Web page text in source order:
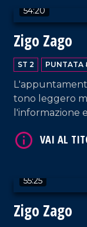
54:20
Zigo Zago
ST 2 PUNTATA
tono leggero
l'informazione
Terme.
55:25
Zigo Zago
VAI AL TITOLO